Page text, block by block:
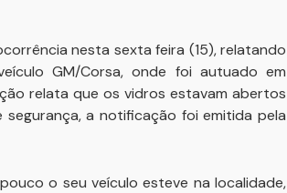
nesta sexta feira (15), relatando
GM/Corsa, onde foi autuado em
relata que os vidros estavam abertos
segurança, a notificação foi emitida pela
o seu veículo esteve na localidade,